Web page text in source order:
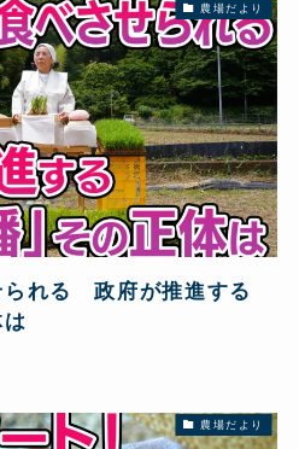
農場だより
られる 政府が推進する
は
農場だより